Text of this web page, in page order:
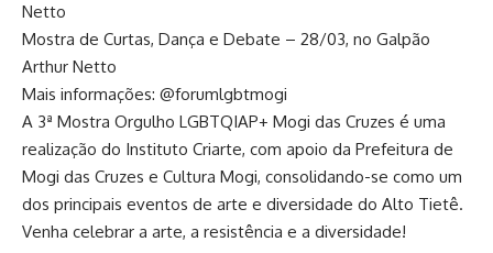
Netto
Mostra de Curtas, Dança e Debate – 28/03, no Galpão
Arthur Netto
Mais informações: @forumlgbtmogi
A 3ª Mostra Orgulho LGBTQIAP+ Mogi das Cruzes é uma
realização do Instituto Criarte, com apoio da Prefeitura de
Mogi das Cruzes e Cultura Mogi, consolidando-se como um
dos principais eventos de arte e diversidade do Alto Tietê.
Venha celebrar a arte, a resistência e a diversidade!